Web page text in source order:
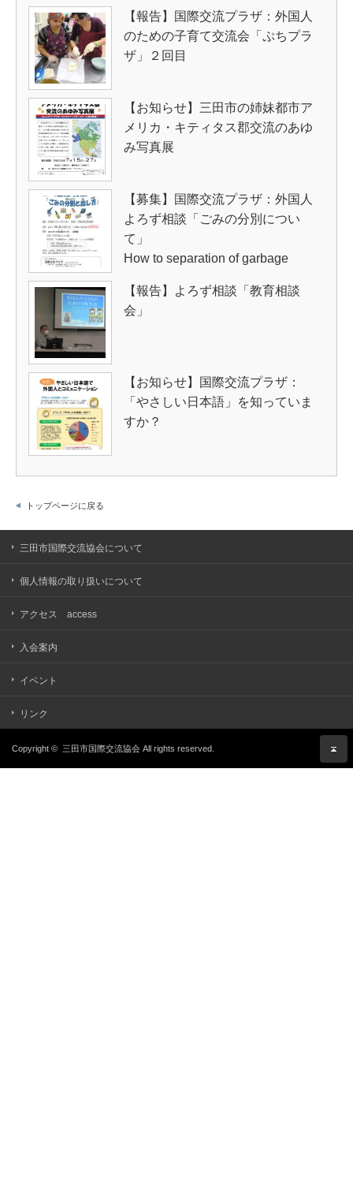
【報告】国際交流プラザ：外国人
のための子育て交流会「ぷちプラ
ザ」２回目
【お知らせ】三田市の姉妹都市ア
メリカ・キティタス郡交流のあゆ
み写真展
【募集】国際交流プラザ：外国人
よろず相談「ごみの分別につい
て」
How to separation of garbage
【報告】よろず相談「教育相談
会」
【お知らせ】国際交流プラザ：
「やさしい日本語」を知っていま
すか？
トップページに戻る
三田市国際交流協会について
個人情報の取り扱いについて
アクセス access
入会案内
イベント
リンク
Copyright © 三田市国際交流協会 All rights reserved.